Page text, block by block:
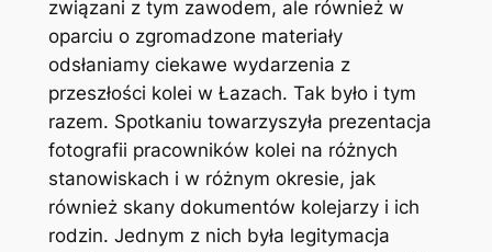
związani z tym zawodem, ale również w
oparciu o zgromadzone materiały
odsłaniamy ciekawe wydarzenia z
przeszłości kolei w Łazach. Tak było i tym
razem. Spotkaniu towarzyszyła prezentacja
fotografii pracowników kolei na różnych
stanowiskach i w różnym okresie, jak
również skany dokumentów kolejarzy i ich
rodzin. Jednym z nich była legitymacja